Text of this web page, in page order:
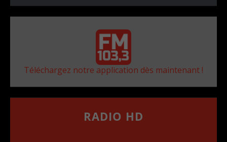
Téléchargez notre application dès maintenant !
RADIO HD